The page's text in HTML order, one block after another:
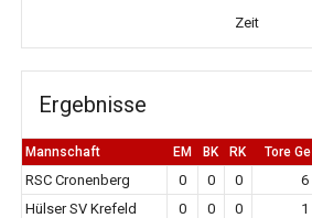
Zeit
Ergebnisse
Mannschaft EM BK RK Tore
RSC Cronenberg 0 0 0 6
Hülser SV Krefeld
0 0 0 1